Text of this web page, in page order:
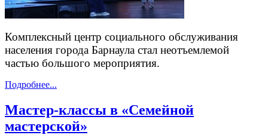
Комплексный центр социального обслуживания
населения города Барнаула стал неотъемлемой
частью большого мероприятия.
Подробнее...
Мастер-классы в «Семейной
мастерской»